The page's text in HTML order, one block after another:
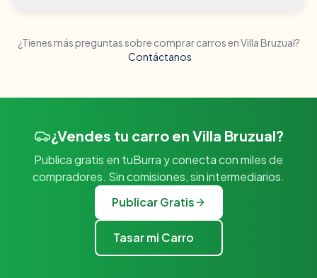
¿Tienes más preguntas sobre comprar carros enVilla Bruzual?
Contáctanos
¿Vendes tu carro en Villa Bruzual?
Publica gratis en tuBurra y conecta con miles de
compradores. Sin comisiones, sin intermediarios.
Publicar Gratis
Tasar mi Carro